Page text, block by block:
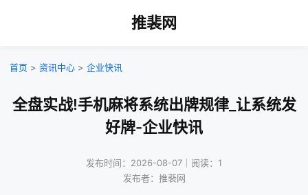
推裴网
首页 > 资讯中心 > 企业快讯
全盘实战!手机麻将系统出牌规律_让系统发
好牌-企业快讯
发布时间：2026-08-07｜阅读：1
发布者：推裴网